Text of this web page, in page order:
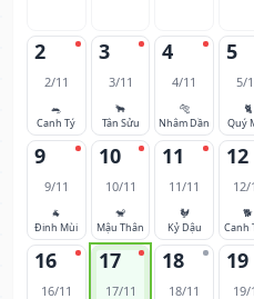
2
2/11
🐀
Canh Tý
3
3/11
🐂
Tân Sửu
4
4/11
🐅
Nhâm Dần
5
5/
🐈
Quý
9
9/11
🐐
Đinh Mùi
10
10/11
🐒
Mậu Thân
11
11/11
🐓
Kỷ Dậu
12
12/
🐕
Canh
16
16/11
17
17/11
18
18/11
19
19/